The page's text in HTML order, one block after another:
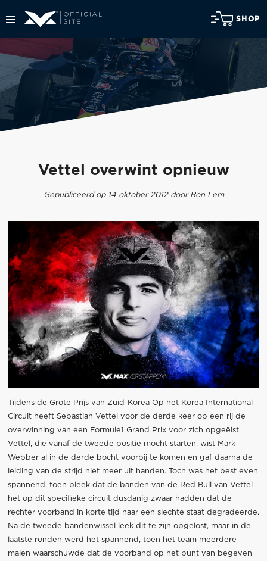
SHOP
Vettel overwint opnieuw
Gepubliceerd op 14 oktober 2012 door Ron Lem
Tijdens de Grote Prijs van Zuid-Korea Op het Korea International
Circuit heeft Sebastian Vettel voor de derde keer op een rij de
overwinning van een Formule1 Grand Prix voor zich opgeëist.
Vettel, die vanaf de tweede positie mocht starten, wist Mark
Webber al in de derde bocht voorbij te komen en gaf daarna de
leiding van de strijd niet meer uit handen. Toch was het best even
spannend, toen bleek dat de banden van de Red Bull van Vettel
het op dit specifieke circuit dusdanig zwaar hadden dat de
rechter voorband in korte tijd naar een slechte staat degradeerde.
Na de tweede bandenwissel leek dit te zijn opgelost, maar in de
laatste ronden werd het spannend, toen het team meerdere
malen waarschuwde dat de voorband op het punt van begeven